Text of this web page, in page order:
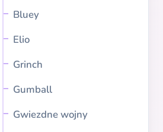
Bluey
Elio
Grinch
Gumball
Gwiezdne wojny